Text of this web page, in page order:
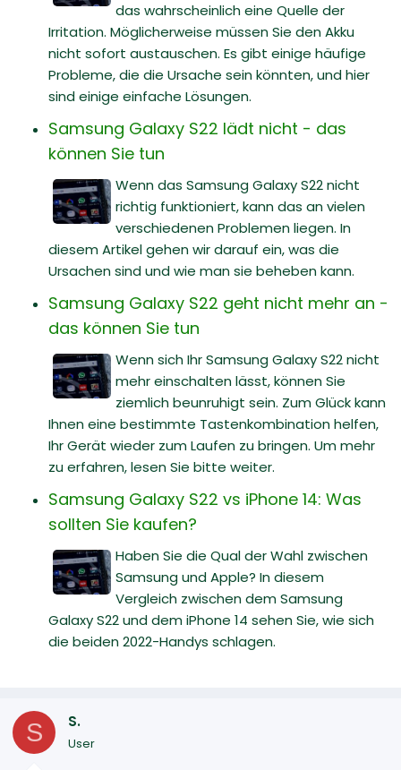
das wahrscheinlich eine Quelle der
Irritation. Möglicherweise müssen Sie den Akku
nicht sofort austauschen. Es gibt einige häufige
Probleme, die die Ursache sein könnten, und hier
sind einige einfache Lösungen.
Samsung Galaxy S22 lädt nicht - das
können Sie tun
Wenn das Samsung Galaxy S22 nicht
richtig funktioniert, kann das an vielen
verschiedenen Problemen liegen. In
diesem Artikel gehen wir darauf ein, was die
Ursachen sind und wie man sie beheben kann.
Samsung Galaxy S22 geht nicht mehr an -
das können Sie tun
Wenn sich Ihr Samsung Galaxy S22 nicht
mehr einschalten lässt, können Sie
ziemlich beunruhigt sein. Zum Glück kann
Ihnen eine bestimmte Tastenkombination helfen,
Ihr Gerät wieder zum Laufen zu bringen. Um mehr
zu erfahren, lesen Sie bitte weiter.
Samsung Galaxy S22 vs iPhone 14: Was
sollten Sie kaufen?
Haben Sie die Qual der Wahl zwischen
Samsung und Apple? In diesem
Vergleich zwischen dem Samsung
Galaxy S22 und dem iPhone 14 sehen Sie, wie sich
die beiden 2022-Handys schlagen.
S S.
User